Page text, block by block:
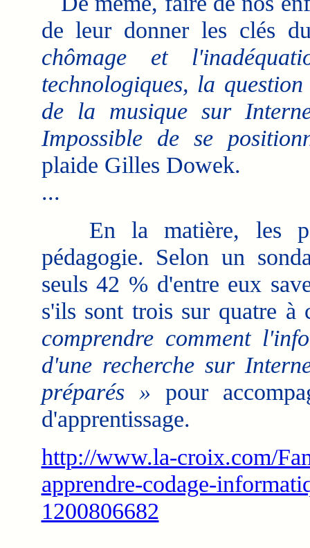
de leur donner les clés
chômage et
technologiques, la
de la musique sur
Impossible de se
plaide Gilles Dowek.
...
En la matière, les
pédagogie. Selon un
seuls 42 % d'entre eux
s'ils sont trois sur quatre
comprendre comment
d'une recherche sur
préparés » pour
d'apprentissage.
http://www.la-croix.com/
apprendre-codage-
1200806682